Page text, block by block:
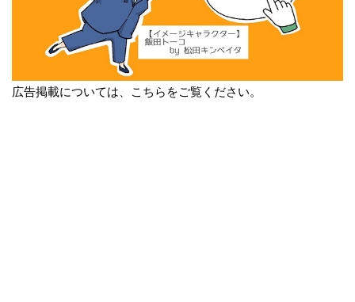
広告掲載については、こちらをご覧ください。